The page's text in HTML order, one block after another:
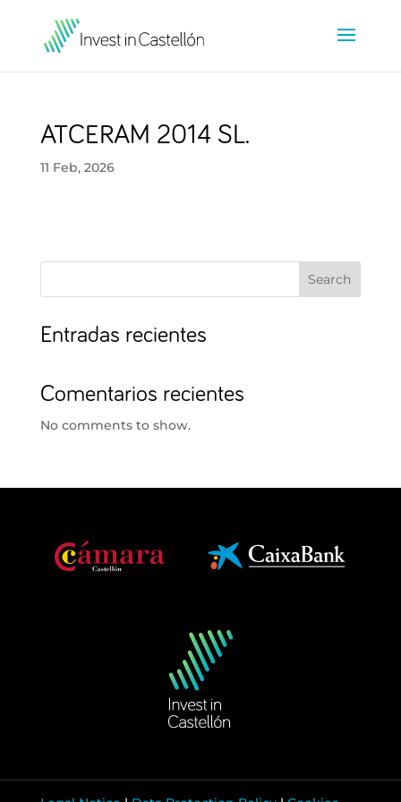
ATCERAM 2014 SL.
11 Feb, 2026
Search
Entradas recientes
Comentarios recientes
No comments to show.